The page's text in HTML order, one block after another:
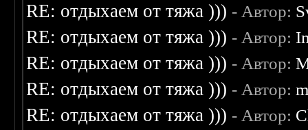
RE: отдыхаем от тяжа ))) - Автор:
RE: отдыхаем от тяжа ))) - Автор:
RE: отдыхаем от тяжа ))) - Автор:
RE: отдыхаем от тяжа ))) - Автор:
RE: отдыхаем от тяжа ))) - Автор: